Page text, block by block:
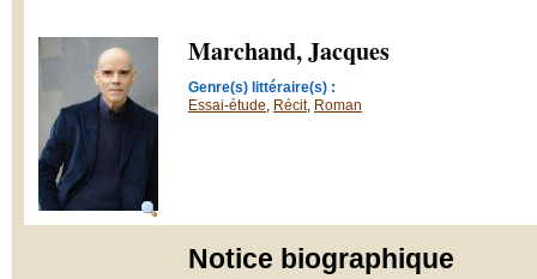
Marchand, Jacques
Genre(s) littéraire(s) :
Essai-étude, Récit, Roman
Notice biographique